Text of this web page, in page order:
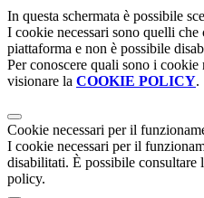
In questa schermata è possibile
I cookie necessari sono quelli
piattaforma e non è possibile
Per conoscere quali sono i
visionare la COOKIE POLICY.
Cookie necessari per il
I cookie necessari per il
disabilitati. È possibile consultare
policy.